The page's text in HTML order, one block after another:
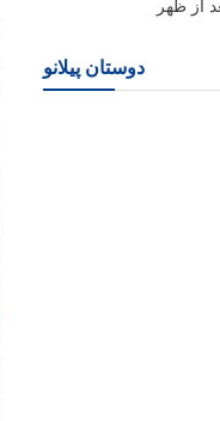
دوستان پیلانو